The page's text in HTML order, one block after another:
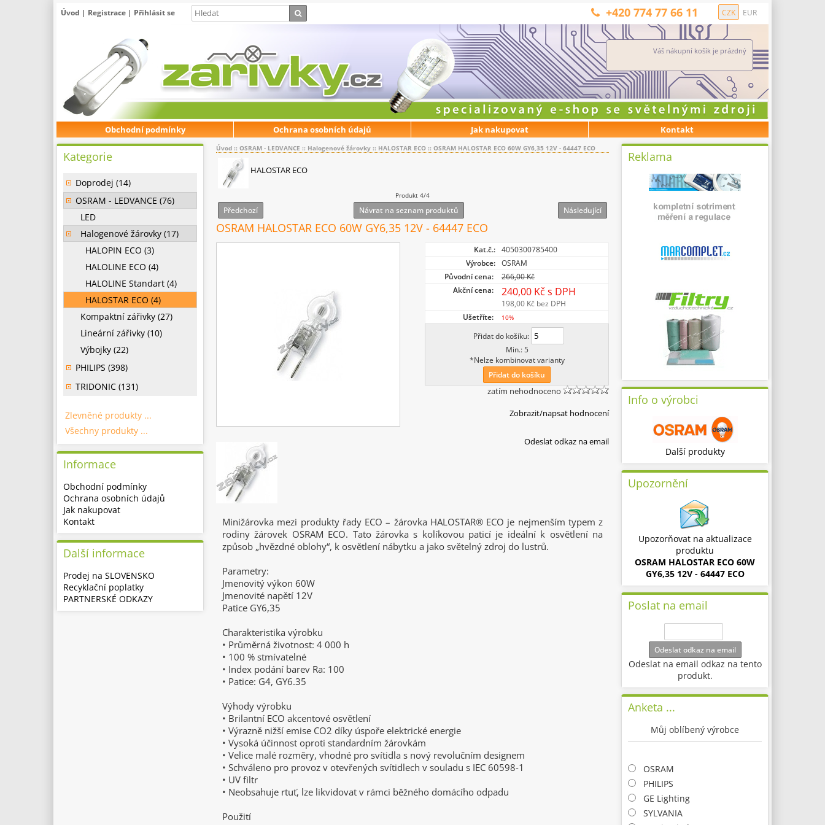
Úvod | Registrace | Přihlásit se CZK EUR
+420 774 77 66 11
Váš nákupní košík je prázdný
Obchodní podmínky Ochrana osobních údajů Jak nakupovat Kontakt
Úvod :: OSRAM - LEDVANCE :: Halogenové žárovky :: HALOSTAR ECO :: OSRAM HALOSTAR ECO 60W GY6,35 12V - 64447 ECO
HALOSTAR ECO
Produkt 4/4
Předchozí Návrat na seznam produktů Následující
OSRAM HALOSTAR ECO 60W GY6,35 12V - 64447 ECO
Kat.č.: 4050300785400
Výrobce: OSRAM
Původní cena:
266,00 Kč
Akční cena:
240,00 Kč s DPH
198,00 Kč bez DPH
Ušetříte:
10%
Přidat do košíku:
Min.: 5
*Nelze kombinovat varianty
Přidat do košíku
zatím nehodnoceno
Zobrazit/napsat hodnocení
Odeslat odkaz na email
Minižárovka mezi produkty řady ECO – žárovka HALOSTAR® ECO je nejmenším typem z
rodiny žárovek OSRAM ECO. Tato žárovka s kolíkovou paticí je ideální k osvětlení na
způsob „hvězdné oblohy“, k osvětlení nábytku a jako světelný zdroj do lustrů.
Parametry:
Jmenovitý výkon 60W
Jmenovité napětí 12V
Patice GY6,35
Charakteristika výrobku
• Průměrná životnost: 4 000 h
• 100 % stmívatelné
• Index podání barev Ra: 100
• Patice: G4, GY6.35
Výhody výrobku
• Brilantní ECO akcentové osvětlení
• Výrazně nižší emise CO2 díky úspoře elektrické energie
• Vysoká účinnost oproti standardním žárovkám
• Velice malé rozměry, vhodné pro svítidla s nový revolučním designem
• Schváleno pro provoz v otevřených svítidlech v souladu s IEC 60598-1
• UV filtr
• Neobsahuje rtuť, lze likvidovat v rámci běžného domácího odpadu
Použití
Kategorie
Doprodej (14)
OSRAM - LEDVANCE (76)
LED
Halogenové žárovky (17)
HALOPIN ECO (3)
HALOLINE ECO (4)
HALOLINE Standart (4)
HALOSTAR ECO (4)
Kompaktní zářivky (27)
Lineární zářivky (10)
Výbojky (22)
PHILIPS (398)
TRIDONIC (131)
Zlevněné produkty ...
Všechny produkty ...
Informace
Obchodní podmínky
Ochrana osobních údajů
Jak nakupovat
Kontakt
Další informace
Prodej na SLOVENSKO
Recyklační poplatky
PARTNERSKÉ ODKAZY
Reklama
Info o výrobci
Další produkty
Upozornění
Upozorňovat na aktualizace
produktu
OSRAM HALOSTAR ECO 60W
GY6,35 12V - 64447 ECO
Poslat na email
Odeslat odkaz na email
Odeslat na email odkaz na tento
produkt.
Anketa ...
Můj oblíbený výrobce
OSRAM
PHILIPS
GE Lighting
SYLVANIA